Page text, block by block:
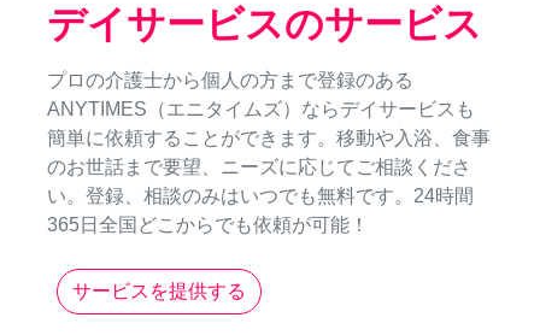
デイサービスのサービス
プロの介護士から個人の方まで登録のある
ANYTIMES（エニタイムズ）ならデイサービスも
簡単に依頼することができます。移動や入浴、食事
のお世話まで要望、ニーズに応じてご相談くださ
い。登録、相談のみはいつでも無料です。24時間
365日全国どこからでも依頼が可能！
サービスを提供する